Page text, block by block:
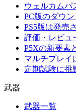
ウェルカムパ
PC版のダウ
PS5版は発売
評価・レビュ
P5Xの新要素
マルチプレイ
定期試験に挑
武器
武器一覧